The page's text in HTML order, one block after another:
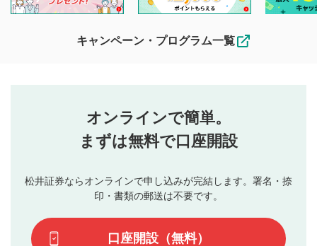
投稿するボタン
星で評価をすると投稿できます。（お名前とコメント
3
動画の評価
です）
他の利用者が動画を視聴される際の参考になるコメントをお
待ちしております。
なお、投稿をもって、本注意事項に同意されたものとみなし
行ってください。
当社は、利用者同士、もしくは利用者と第三者間のトラ
ブルによって生じた損害に対して一切の責任を負いませ
評価およびコメントは当社にて審査のうえ、掲載となり
ます。掲載されるまでに日数がかかる場合や掲載されない
てはお答えできません。各動画コンテンツへの掲載をもっ
て結果のご連絡といたします。ご了承ください。
キャンペーン・プログラム一覧
オンラインで簡単。
まずは無料で口座開設
松井証券ならオンラインで申し込みが完結します。署名・捺
印・書類の郵送は不要です。
口座開設（無料）